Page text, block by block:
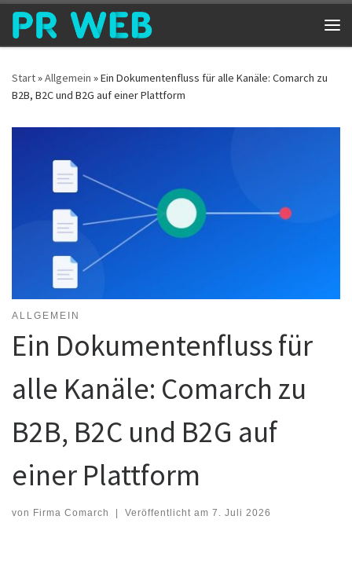
Zum Inhalt springen
Start»Allgemein »Ein Dokumentenfluss für alle Kanäle: Comarch zu
B2B, B2C und B2G auf einer Plattform
ALLGEMEIN
Ein Dokumentenfluss für
alle Kanäle: Comarch zu
B2B, B2C und B2G auf
einer Plattform
von Firma Comarch Veröffentlicht am 7. Juli 2026